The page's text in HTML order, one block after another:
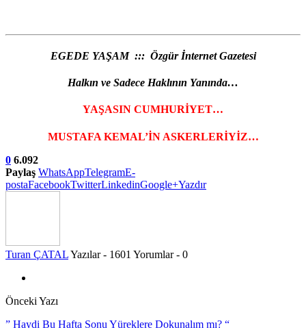
EGEDE YAŞAM ::: Özgür İnternet Gazetesi
Halkın ve Sadece Haklının Yanında…
YAŞASIN CUMHURİYET…
MUSTAFA KEMAL’İN ASKERLERİYİZ…
0 6.092
Paylaş WhatsAppTelegramE-
postaFacebookTwitterLinkedinGoogle+Yazdır
Turan ÇATALYazılar - 1601 Yorumlar - 0
Önceki Yazı
” Haydi Bu Hafta Sonu Yüreklere Dokunalım mı? “